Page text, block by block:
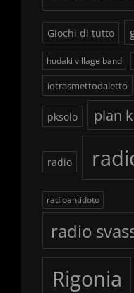
Giochi di tutto
hudaki village band
iotrasmettodaletto
pksolo plan
radio
radioantidoto
radio
Rigonia